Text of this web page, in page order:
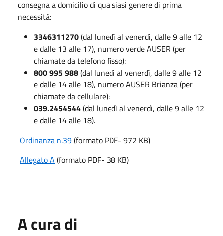
consegna a domicilio di qualsiasi genere di prima
necessità:
3346311270(dal lunedì al venerdì, dalle 9 alle 12
e dalle 13 alle 17), numero verde AUSER (per
chiamate da telefono fisso):
800 995 988(dal lunedì al venerdì, dalle 9 alle 12
e dalle 14 alle 18), numero AUSER Brianza (per
chiamate da cellulare):
039.2454544(dal lunedì al venerdì, dalle 9 alle 12
e dalle 14 alle 18).
Ordinanza n.39(formato PDF- 972 KB)
Allegato A (formato PDF- 38 KB)
A cura di